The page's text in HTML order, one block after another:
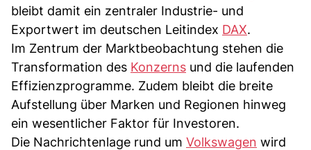
bleibt damit ein zentraler Industrie- und
Exportwert im deutschen Leitindex DAX.
Im Zentrum der Marktbeobachtung stehen die
Transformation des Konzerns und die laufenden
Effizienzprogramme. Zudem bleibt die breite
Aufstellung über Marken und Regionen hinweg
ein wesentlicher Faktor für Investoren.
Die Nachrichtenlage rund um Volkswagen wird